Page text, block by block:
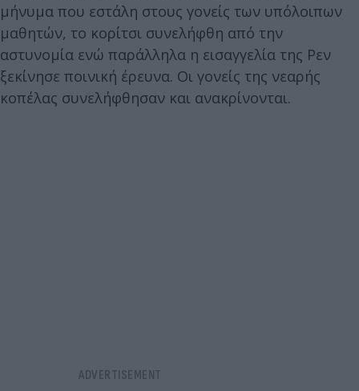
μήνυμα που εστάλη στους γονείς των υπόλοιπων
μαθητών, το κορίτσι συνελήφθη από την
αστυνομία ενώ παράλληλα η εισαγγελία της Ρεν
ξεκίνησε ποινική έρευνα. Οι γονείς της νεαρής
κοπέλας συνελήφθησαν και ανακρίνονται.